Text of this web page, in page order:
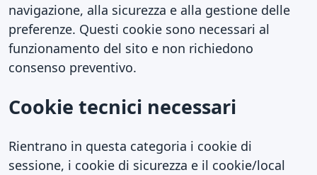
navigazione, alla sicurezza e alla gestione delle
preferenze. Questi cookie sono necessari al
funzionamento del sito e non richiedono
consenso preventivo.
Cookie tecnici necessari
Rientrano in questa categoria i cookie di
sessione, i cookie di sicurezza e il cookie/local